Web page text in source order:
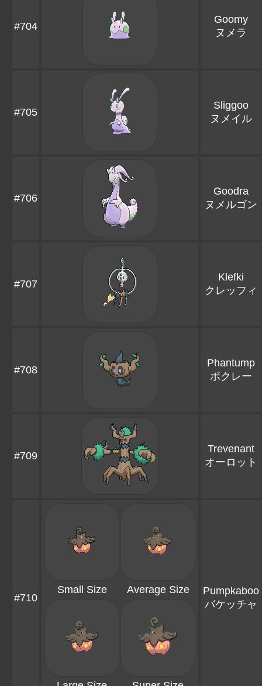
#704
Goomy
ヌメラ
#705
Sliggoo
ヌメイル
#706
Goodra
ヌメルゴン
#707
Klefki
クレッフィ
#708
Phantump
ボクレー
#709
Trevenant
オーロット
#710
Small Size Average Size
Pumpkaboo
バケッチャ